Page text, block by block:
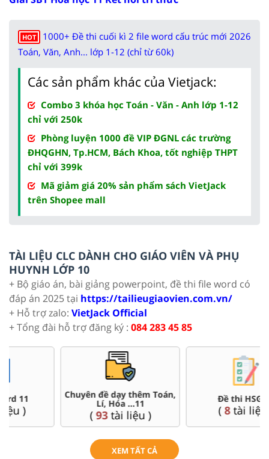
HOT
1000+ Đề thi cuối kì 2 file word cấu trúc mới 2026
Toán, Văn, Anh... lớp 1-12 (chỉ từ 60k)
Các sản phẩm khác của Vietjack:
Combo 3 khóa học Toán - Văn - Anh lớp 1-12
chỉ với 250k
Phòng luyện 1000 đề VIP ĐGNL các trường
ĐHQGHN, Tp.HCM, Bách Khoa, tốt nghiệp THPT
chỉ với 399k
Mã giảm giá 20% sản phẩm sách VietJack
trên Shopee mall
TÀI LIỆU CLC DÀNH CHO GIÁO VIÊN VÀ PHỤ
HUYNH LỚP 10
+ Bộ giáo án, bài giảng powerpoint, đề thi file word có
đáp án 2025 tại https://tailieugiaovien.com.vn/
+ Hỗ trợ zalo: VietJack Official
+ Tổng đài hỗ trợ đăng ký : 084 283 45 85
Đề thi HSG 11
tài liệu )
Trắc nghiệm đúng sai 11
tài liệu )
XEM TẤT CẢ